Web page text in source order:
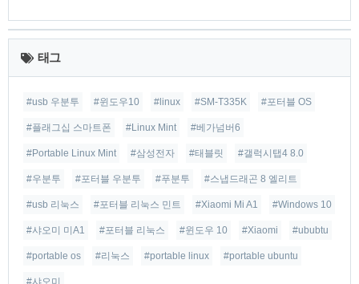
최
근
글 태그
#usb 우분투 #윈도우10 #linux #SM-T335K #포터블 OS
#플래그십 스마트폰 #Linux Mint #베가넘버6
#Portable Linux Mint #삼성전자 #태블릿 #갤럭시탭4 8.0
#우분투 #포터블 우분투 #푸분투 #스냅드래곤 8 엘리트
#usb 리눅스 #포터블 리눅스 민트 #Xiaomi Mi A1 #Windows 10
#샤오미 미A1 #포터블 리눅스 #윈도우 10 #Xiaomi #ububtu
#portable os #리눅스 #portable linux #portable ubuntu